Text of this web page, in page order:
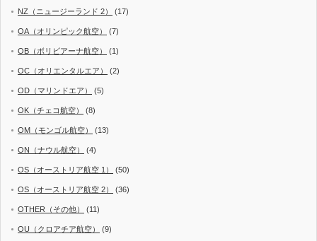
NZ（ニュージーランド 2） (17)
OA（オリンピック航空） (7)
OB（ボリビアーナ航空） (1)
OC（オリエンタルエア） (2)
OD（マリンドエア） (5)
OK（チェコ航空） (8)
OM（モンゴル航空） (13)
ON（ナウル航空） (4)
OS（オーストリア航空 1） (50)
OS（オーストリア航空 2） (36)
OTHER（その他） (11)
OU（クロアチア航空） (9)